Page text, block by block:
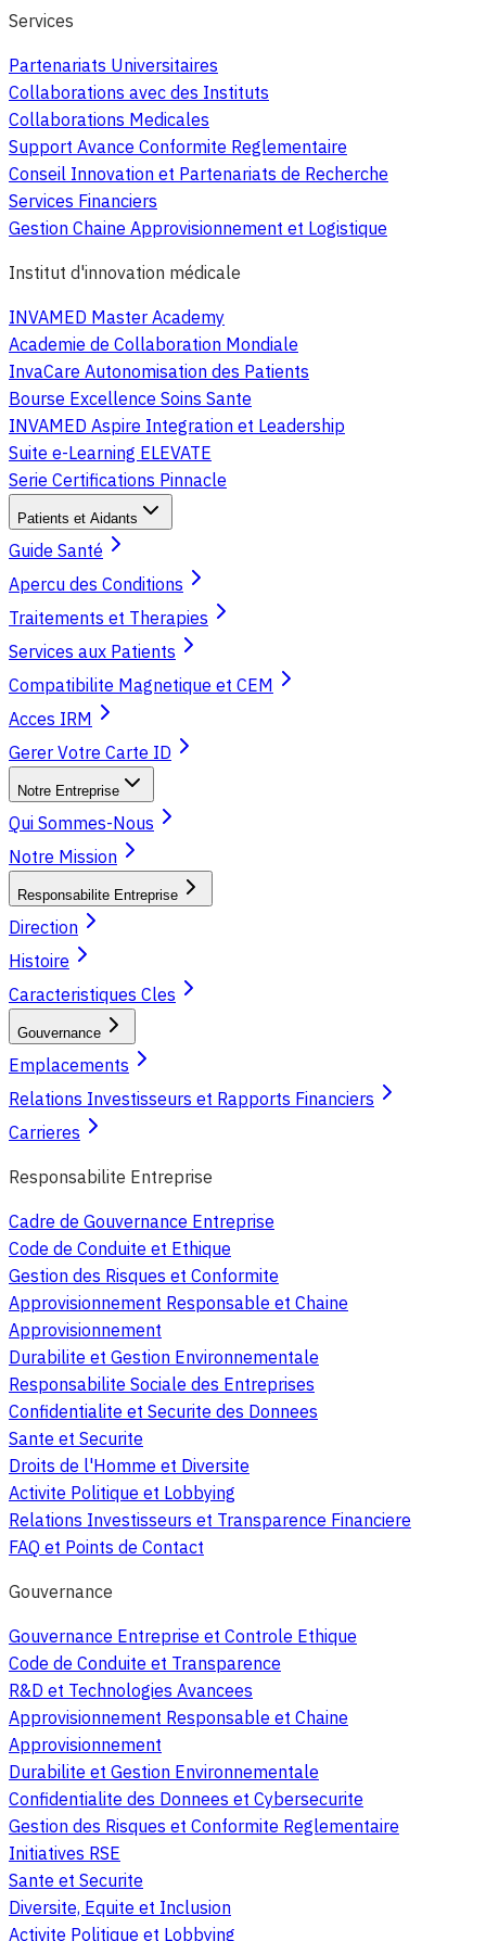
Services
Partenariats Universitaires
Collaborations avec des Instituts
Collaborations Medicales
Support Avance Conformite Reglementaire
Conseil Innovation et Partenariats de Recherche
Services Financiers
Gestion Chaine Approvisionnement et Logistique
Institut d'innovation médicale
INVAMED Master Academy
Academie de Collaboration Mondiale
InvaCare Autonomisation des Patients
Bourse Excellence Soins Sante
INVAMED Aspire Integration et Leadership
Suite e-Learning ELEVATE
Serie Certifications Pinnacle
Patients et Aidants
Guide Santé
Apercu des Conditions
Traitements et Therapies
Services aux Patients
Compatibilite Magnetique et CEM
Acces IRM
Gerer Votre Carte ID
Notre Entreprise
Qui Sommes-Nous
Notre Mission
Responsabilite Entreprise
Direction
Histoire
Caracteristiques Cles
Gouvernance
Emplacements
Relations Investisseurs et Rapports Financiers
Carrieres
Responsabilite Entreprise
Cadre de Gouvernance Entreprise
Code de Conduite et Ethique
Gestion des Risques et Conformite
Approvisionnement Responsable et Chaine
Approvisionnement
Durabilite et Gestion Environnementale
Responsabilite Sociale des Entreprises
Confidentialite et Securite des Donnees
Sante et Securite
Droits de l'Homme et Diversite
Activite Politique et Lobbying
Relations Investisseurs et Transparence Financiere
FAQ et Points de Contact
Gouvernance
Gouvernance Entreprise et Controle Ethique
Code de Conduite et Transparence
R&D et Technologies Avancees
Approvisionnement Responsable et Chaine
Approvisionnement
Durabilite et Gestion Environnementale
Confidentialite des Donnees et Cybersecurite
Gestion des Risques et Conformite Reglementaire
Initiatives RSE
Sante et Securite
Diversite, Equite et Inclusion
Activite Politique et Lobbying